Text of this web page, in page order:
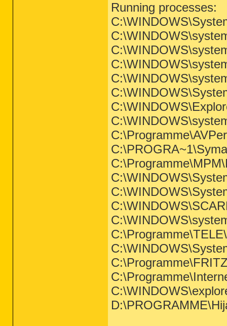
Running processes: